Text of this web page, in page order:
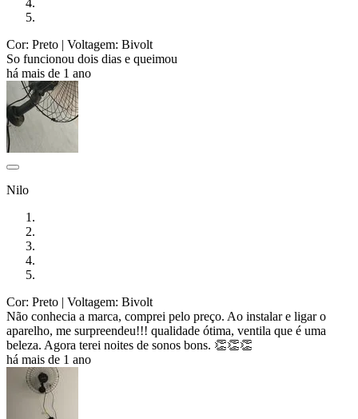
Cor: Preto | Voltagem: Bivolt
So funcionou dois dias e queimou
há mais de 1 ano
Nilo
Cor: Preto | Voltagem: Bivolt
Não conhecia a marca, comprei pelo preço. Ao instalar e ligar o
aparelho, me surpreendeu!!! qualidade ótima, ventila que é uma
beleza. Agora terei noites de sonos bons. 👏👏👏
há mais de 1 ano